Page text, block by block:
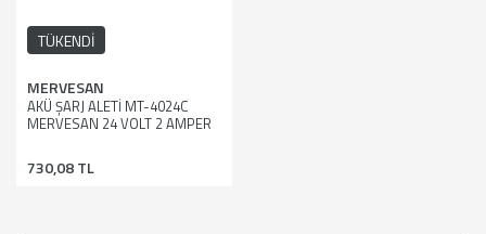
TÜKENDİ
MERVESAN
AKÜ ŞARJ ALETİ MT-4024C
MERVESAN 24 VOLT 2 AMPER
730,08 TL